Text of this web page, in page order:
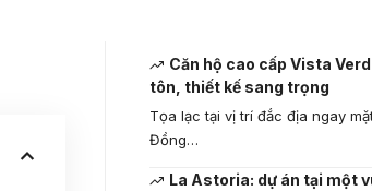
Căn hộ cao cấp Vista
tôn, thiết kế sang trọng
Tọa lạc tại vị trí đắc địa ngay
Đồng…
La Astoria: dự án tại một